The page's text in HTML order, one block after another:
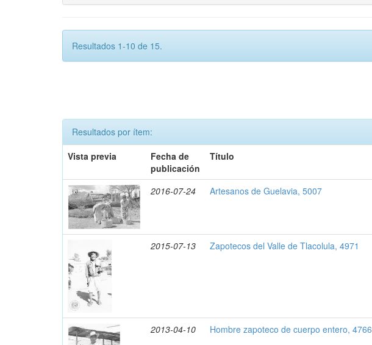
Resultados 1-10 de 15.
Resultados por ítem:
Vista previa
Fecha de
publicación
Título
2016-07-24 Artesanos de Guelavia, 5007
2015-07-13 Zapotecos del Valle de Tlacolula, 4971
2013-04-10 Hombre zapoteco de cuerpo entero, 4766